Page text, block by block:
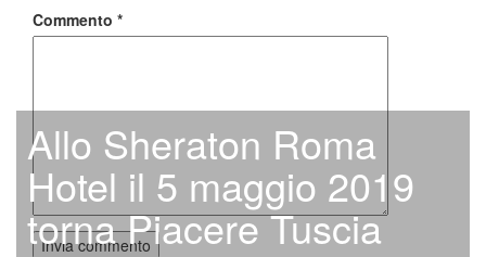
Allo Sheraton Roma
Hotel il 5 maggio 2019
torna Piacere Tuscia
Commento *